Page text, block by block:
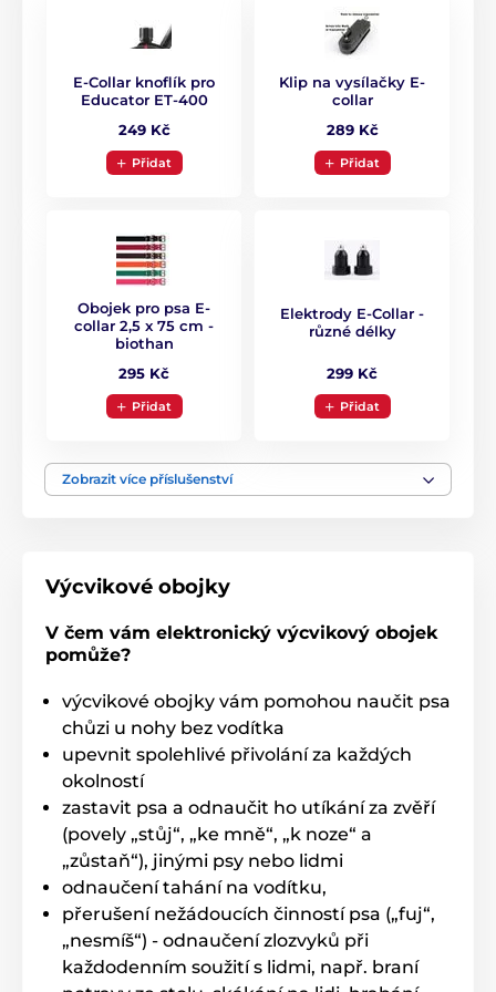
Během náročného tréninku v terénu oceníte zejména
ponořitelné do hloubky 12,5 metrů a pejsek se s ním
může i potápět.Vysílačka má speciální úpravu, která
E-Collar knoflík pro
Educator ET-400
249 Kč
Přidat
Klip na vysílačky E-
collar
289 Kč
Přidat
Obojek pro psa E-
collar 2,5 x 75 cm -
biothan
295 Kč
Přidat
Elektrody E-Collar -
různé délky
299 Kč
Přidat
Zobrazit více příslušenství
Výcvikové obojky
V čem vám elektronický výcvikový obojek
pomůže?
výcvikové obojky vám pomohou naučit psa
chůzi u nohy bez vodítka
upevnit spolehlivé přivolání za každých
okolností
zastavit psa a odnaučit ho utíkání za zvěří
(povely „stůj“, „ke mně“, „k noze“ a
„zůstaň“), jinými psy nebo lidmi
odnaučení tahání na vodítku,
přerušení nežádoucích činností psa („fuj“,
„nesmíš“) - odnaučení zlozvyků při
každodenním soužití s lidmi, např. braní